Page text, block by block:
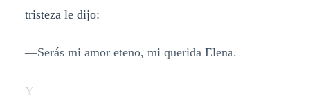
tristeza le dijo:
—Serás mi amor eteno, mi querida Elena.
Y